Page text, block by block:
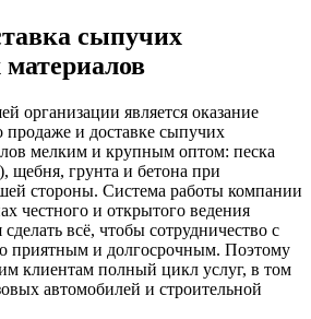
сыпучих
организации является оказание
продаже и доставке сыпучих
мелким и крупным оптом: песка
щебня, грунта и бетона при
стороны. Система работы компании
честного и открытого ведения
всё, чтобы сотрудничество с
приятным и долгосрочным. Поэтому
клиентам полный цикл услуг, в том
автомобилей и строительной